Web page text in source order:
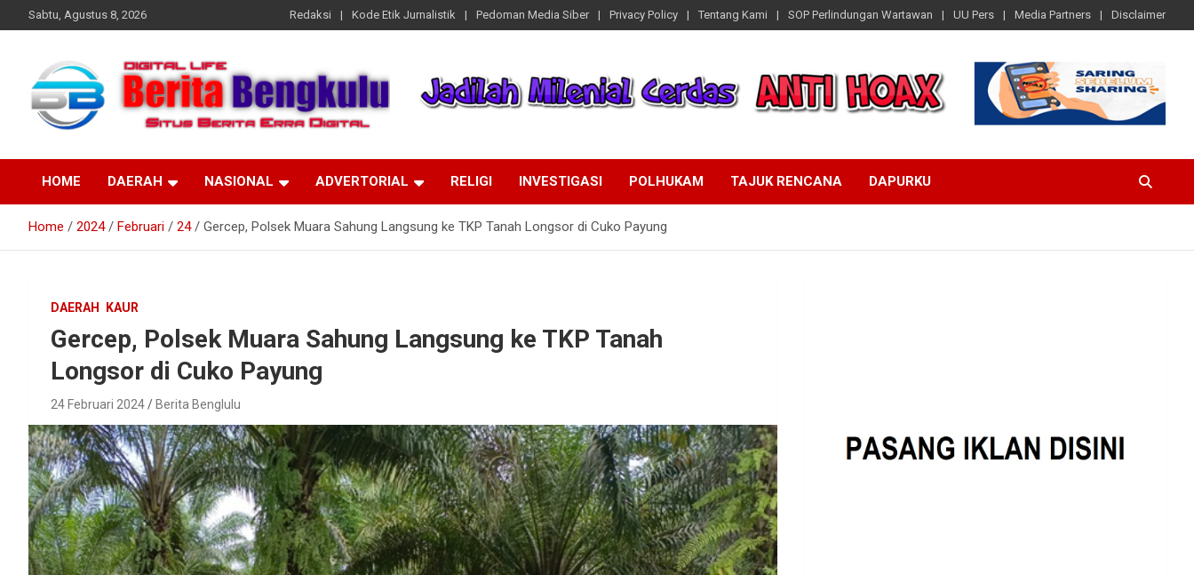
to
Sabtu, Agustus 8, 2026 Redaksi Kode Etik Jurnalistik Pedoman Media Siber Privacy Policy Tentang Kami SOP Perlindungan Wartawan UU Pers Media Partners Disclaimer
Beritabengkulu.id
HOME DAERAH NASIONAL ADVERTORIAL RELIGI INVESTIGASI POLHUKAM TAJUK RENCANA DAPURKU
Home 2024 Februari 24 Gercep, Polsek Muara Sahung Langsung ke TKP Tanah Longsor di Cuko Payung
DAERAH KAUR
Gercep, Polsek Muara Sahung Langsung ke TKP Tanah
Longsor di Cuko Payung
24 Februari 2024 Berita Benglulu